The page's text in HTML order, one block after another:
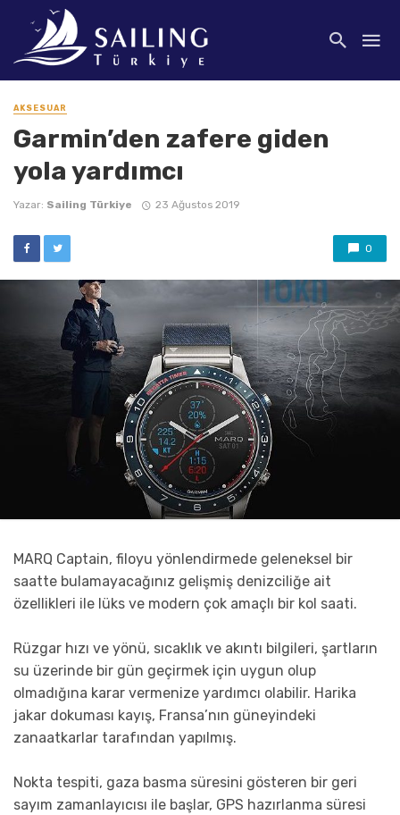
AKSESUAR
Garmin’den zafere giden
yola yardımcı
Yazar: Sailing Türkiye 23 Ağustos 2019
0
MARQ Captain, filoyu yönlendirmede geleneksel bir
saatte bulamayacağınız gelişmiş denizciliğe ait
özellikleri ile lüks ve modern çok amaçlı bir kol saati.
Rüzgar hızı ve yönü, sıcaklık ve akıntı bilgileri, şartların
su üzerinde bir gün geçirmek için uygun olup
olmadığına karar vermenize yardımcı olabilir. Harika
jakar dokuması kayış, Fransa’nın güneyindeki
zanaatkarlar tarafından yapılmış.
Nokta tespiti, gaza basma süresini gösteren bir geri
sayım zamanlayıcısı ile başlar, GPS hazırlanma süresi